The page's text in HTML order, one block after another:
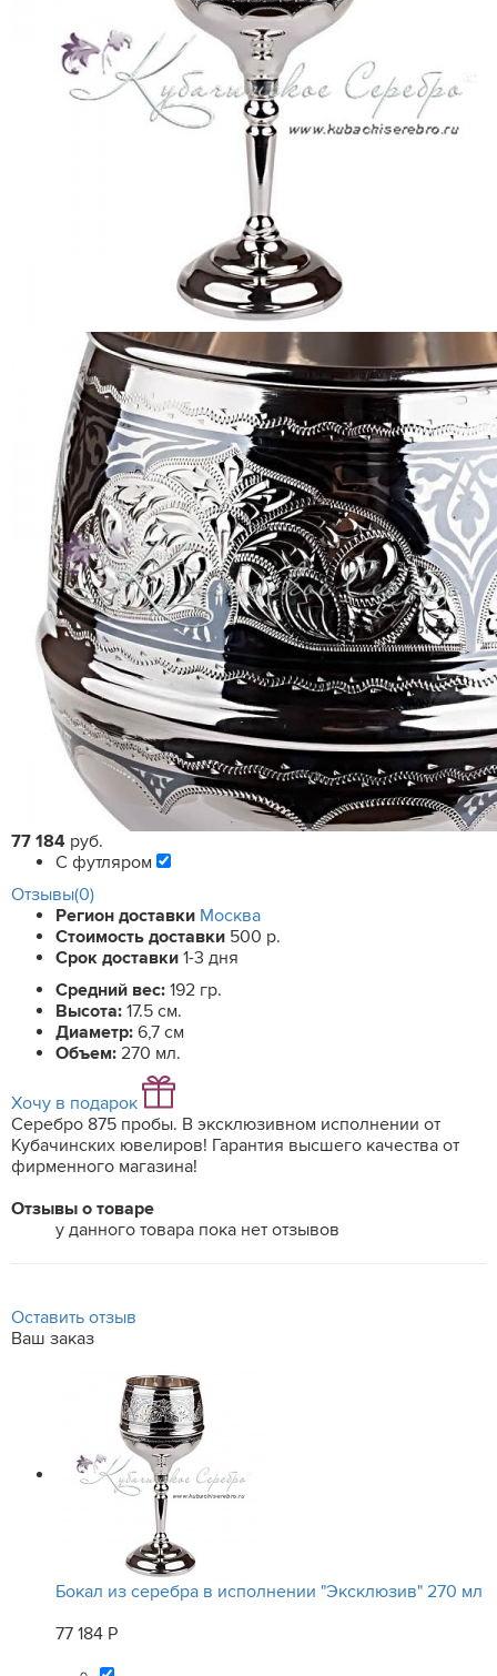
77 184 руб.
С футляром
Отзывы(0)
Регион доставки Москва
Стоимость доставки 500 р.
Срок доставки 1-3 дня
Средний вес: 192 гр.
Высота: 17.5 см.
Диаметр: 6,7 см
Объем: 270 мл.
Хочу в подарок
Серебро 875 пробы. В эксклюзивном исполнении от
Кубачинских ювелиров! Гарантия высшего качества от
фирменного магазина!
Отзывы о товаре
у данного товара пока нет отзывов
Оставить отзыв
Ваш заказ
Бокал из серебра в исполнении "Эксклюзив" 270 мл
77 184 Р